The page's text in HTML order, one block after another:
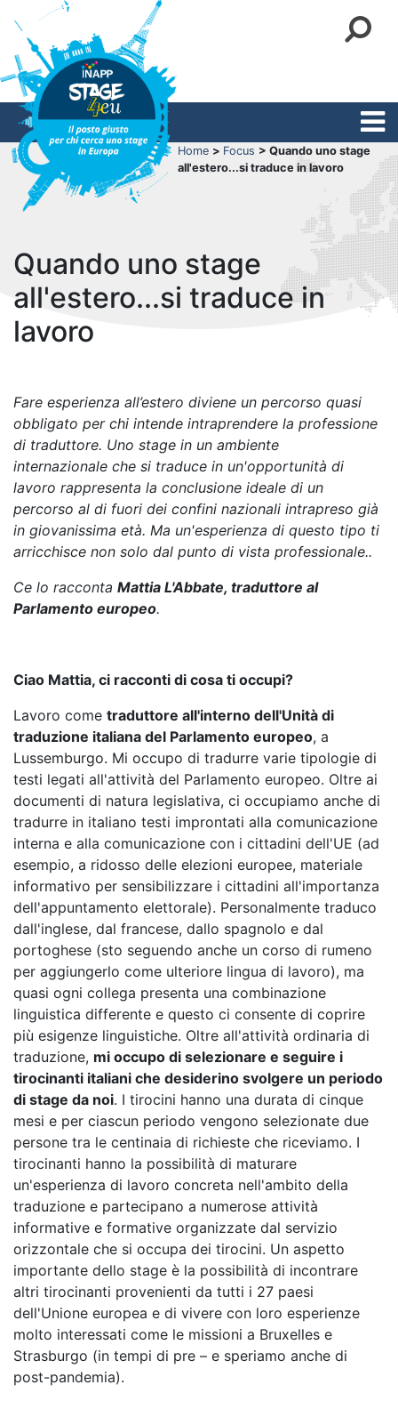
Home > Focus > Quando uno stage
all'estero...si traduce in lavoro
Quando uno stage
all'estero...si traduce in
lavoro
Fare esperienza all’estero diviene un percorso quasi
obbligato per chi intende intraprendere la professione
di traduttore. Uno stage in un ambiente
internazionale che si traduce in un'opportunità di
lavoro rappresenta la conclusione ideale di un
percorso al di fuori dei confini nazionali intrapreso già
in giovanissima età. Ma un'esperienza di questo tipo ti
arricchisce non solo dal punto di vista professionale..
Ce lo racconta Mattia L'Abbate, traduttore al
Parlamento europeo.
Ciao Mattia, ci racconti di cosa ti occupi?
Lavoro come traduttore all'interno dell'Unità di
traduzione italiana del Parlamento europeo, a
Lussemburgo. Mi occupo di tradurre varie tipologie di
testi legati all'attività del Parlamento europeo. Oltre ai
documenti di natura legislativa, ci occupiamo anche di
tradurre in italiano testi improntati alla comunicazione
interna e alla comunicazione con i cittadini dell'UE (ad
esempio, a ridosso delle elezioni europee, materiale
informativo per sensibilizzare i cittadini all'importanza
dell'appuntamento elettorale). Personalmente traduco
dall'inglese, dal francese, dallo spagnolo e dal
portoghese (sto seguendo anche un corso di rumeno
per aggiungerlo come ulteriore lingua di lavoro), ma
quasi ogni collega presenta una combinazione
linguistica differente e questo ci consente di coprire
più esigenze linguistiche. Oltre all'attività ordinaria di
traduzione, mi occupo di selezionare e seguire i
tirocinanti italiani che desiderino svolgere un periodo
di stage da noi. I tirocini hanno una durata di cinque
mesi e per ciascun periodo vengono selezionate due
persone tra le centinaia di richieste che riceviamo. I
tirocinanti hanno la possibilità di maturare
un'esperienza di lavoro concreta nell'ambito della
traduzione e partecipano a numerose attività
informative e formative organizzate dal servizio
orizzontale che si occupa dei tirocini. Un aspetto
importante dello stage è la possibilità di incontrare
altri tirocinanti provenienti da tutti i 27 paesi
dell'Unione europea e di vivere con loro esperienze
molto interessati come le missioni a Bruxelles e
Strasburgo (in tempi di pre – e speriamo anche di
post-pandemia).